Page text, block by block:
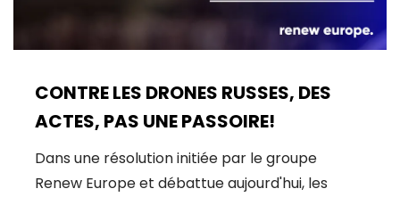
CONTRE LES DRONES RUSSES, DES
ACTES, PAS UNE PASSOIRE!
Dans une résolution initiée par le groupe
Renew Europe et débattue aujourd'hui, les